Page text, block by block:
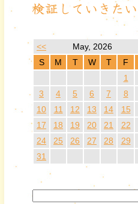
<< May, 2026
S
M T W T F
1
3
4 5 6 7 8
10
11 12 13 14 15
17
18 19 20 21 22
24
25 26 27 28 29
31